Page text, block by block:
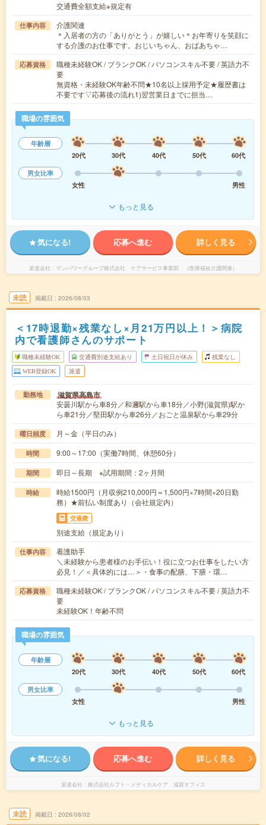
交通費全額支給※規定有
仕事内容
介護関連
＊入居者の方の「ありがとう」が嬉しい＊お年寄りを笑顔に
する介護のお仕事です。おじいちゃん、おばあちゃ…
応募資格
職種未経験OK / ブランクOK / パソコンスキル不要 / 英語力不
要
無資格・未経験OK年齢不問★10名以上採用予定★履歴書は
不要です▽応募後の流れ1)翌営業日までに担当…
職場の雰囲気
年齢層
20代
30代 40代 50代
60代
男女比率
女性
男性
もっと見る
気になる! 応募へ進む 詳しく見る
派遣会社 マンパワーグループ株式会社 ケアサービス事業部 （医療福祉介護関連）
未読 掲載日 2026/08/03
＜17時退勤×残業なし×月21万円以上！＞病院
内で看護師さんのサポート
職種未経験OK 交通費別途支給あり 土日祝日が休み 残業なし
WEB登録OK 派遣
勤務地 滋賀県高島市
安曇川駅から車8分／和邇駅から車18分／小野(滋賀県)駅か
ら車21分／堅田駅から車26分／おごと温泉駅から車29分
曜日頻度 月～金（平日のみ）
時間 9:00～17:00（実働7時間、休憩60分）
期間 即日～長期 ※試用期間：2ヶ月間
時給
時給1500円（月収例210,000円＝1,500円×7時間×20日勤
務）★前払い制度あり（会社規定内）
交通費
別途支給（規定あり）
仕事内容
看護助手
＼未経験から患者様のお手伝い！役に立つお仕事をしたい方
必見！／＜具体的には…＞・食事の配膳、下膳・環…
応募資格
職種未経験OK / ブランクOK / パソコンスキル不要 / 英語力不
要
未経験OK！年齢不問
職場の雰囲気
年齢層
20代
30代 40代 50代
60代
男女比率
女性
男性
もっと見る
気になる! 応募へ進む 詳しく見る
派遣会社 株式会社ルフト・メディカルケア 滋賀オフィス
未読 掲載日 2026/08/02